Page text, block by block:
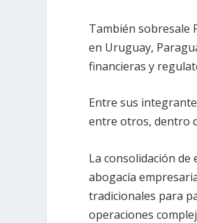
También sobresale
en Uruguay,
financieras y
Entre sus
entre otros, dentro
La consolidación
abogacía
tradicionales para
operaciones